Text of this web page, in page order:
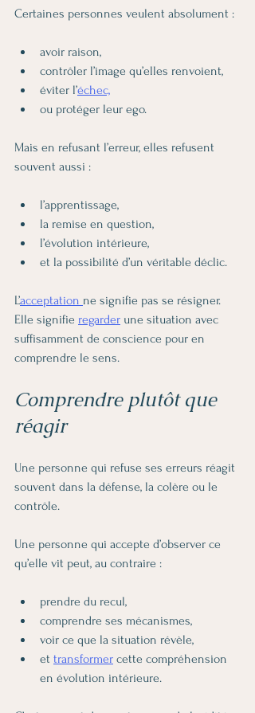
Certaines personnes veulent absolument :
avoir raison,
contrôler l’image qu’elles renvoient,
éviter l’échec,
ou protéger leur ego.
Mais en refusant l’erreur, elles refusent
souvent aussi :
l’apprentissage,
la remise en question,
l’évolution intérieure,
et la possibilité d’un véritable déclic.
L’acceptation ne signifie pas se résigner.
Elle signifie regarder une situation avec
suffisamment de conscience pour en
comprendre le sens.
Comprendre plutôt que
réagir
Une personne qui refuse ses erreurs réagit
souvent dans la défense, la colère ou le
contrôle.
Une personne qui accepte d’observer ce
qu’elle vit peut, au contraire :
prendre du recul,
comprendre ses mécanismes,
voir ce que la situation révèle,
et transformer cette compréhension
en évolution intérieure.